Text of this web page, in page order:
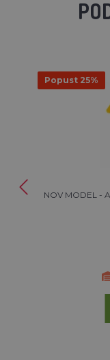
Popust 25%
NOV MODEL -